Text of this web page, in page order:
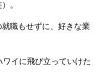
。
職もせずに、好きな業
イに飛び立っていけた